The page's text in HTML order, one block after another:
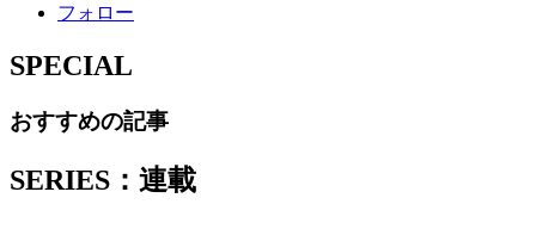
フォロー
SPECIAL
おすすめの記事
SERIES：連載